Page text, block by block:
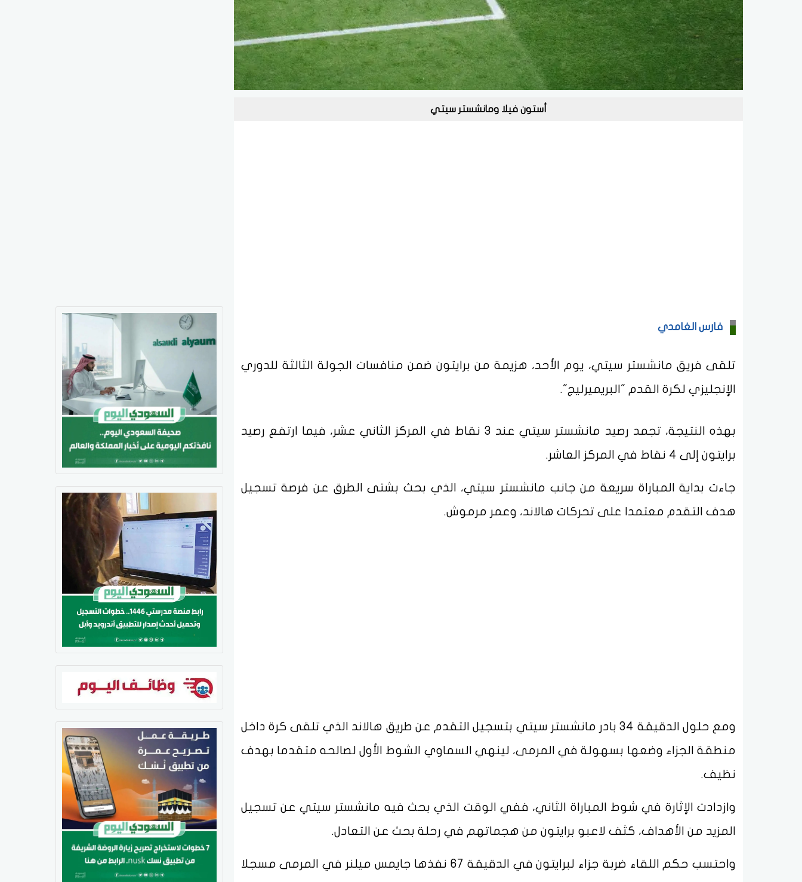
أستون فيلا ومانشستر سيتي
فارس الغامدي
تلقى فريق مانشستر سيتي، يوم الأحد، هزيمة من برايتون ضمن منافسات الجولة الثالثة للدوري
الإنجليزي لكرة القدم "البريميرليج".
بهذه النتيجة، تجمد رصيد مانشستر سيتي عند 3 نقاط في المركز الثاني عشر، فيما ارتفع رصيد
برايتون إلى 4 نقاط في المركز العاشر.
جاءت بداية المباراة سريعة من جانب مانشستر سيتي، الذي بحث بشتى الطرق عن فرصة تسجيل
هدف التقدم معتمدا على تحركات هالاند، وعمر مرموش.
ومع حلول الدقيقة 34 بادر مانشستر سيتي بتسجيل التقدم عن طريق هالاند الذي تلقى كرة داخل
منطقة الجزاء وضعها بسهولة في المرمى، لينهي السماوي الشوط الأول لصالحه متقدما بهدف
نظيف.
وازدادت الإثارة في شوط المباراة الثاني، ففي الوقت الذي بحث فيه مانشستر سيتي عن تسجيل
المزيد من الأهداف، كثف لاعبو برايتون من هجماتهم في رحلة بحث عن التعادل.
واحتسب حكم اللقاء ضربة جزاء لبرايتون في الدقيقة 67 نفذها جايمس ميلنر في المرمى مسجلا